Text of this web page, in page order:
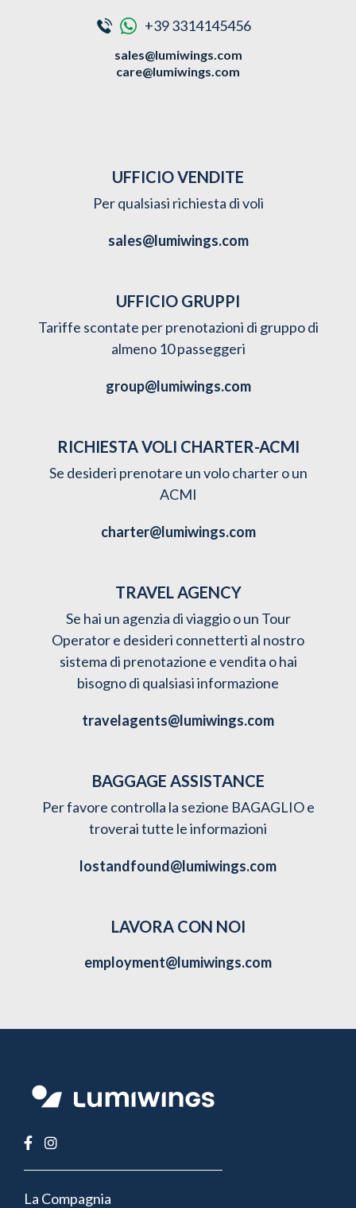
+39 3314145456
sales@lumiwings.com
care@lumiwings.com
UFFICIO VENDITE
Per qualsiasi richiesta di voli
sales@lumiwings.com
UFFICIO GRUPPI
Tariffe scontate per prenotazioni di gruppo di
almeno 10 passeggeri
group@lumiwings.com
RICHIESTA VOLI CHARTER-ACMI
Se desideri prenotare un volo charter o un
ACMI
charter@lumiwings.com
TRAVEL AGENCY
Se hai un agenzia di viaggio o un Tour
Operator e desideri connetterti al nostro
sistema di prenotazione e vendita o hai
bisogno di qualsiasi informazione
travelagents@lumiwings.com
BAGGAGE ASSISTANCE
Per favore controlla la sezione BAGAGLIO e
troverai tutte le informazioni
lostandfound@lumiwings.com
LAVORA CON NOI
employment@lumiwings.com
FOOTER
La Compagnia